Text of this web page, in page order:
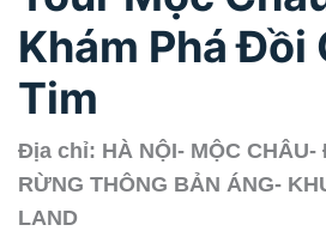
Khám Phá Đồi
Tim
Địa chỉ: HÀ NỘI- MỘC CHÂU-
RỪNG THÔNG BẢN ÁNG-
LAND